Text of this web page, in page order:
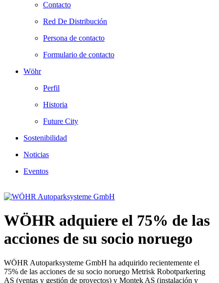
Contacto
Red De Distribución
Persona de contacto
Formulario de contacto
Wöhr
Perfil
Historia
Future City
Sostenibilidad
Noticias
Eventos
WÖHR adquiere el 75% de las
acciones de su socio noruego
WÖHR Autoparksysteme GmbH ha adquirido recientemente el
75% de las acciones de su socio noruego Metrisk Robotparkering
AS (ventas y gestión de proyectos) y Montek AS (instalación y